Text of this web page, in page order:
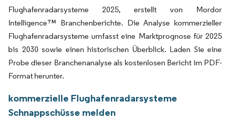
Flughafenradarsysteme 2025, erstellt von Mordor
Intelligence™ Branchenberichte. Die Analyse kommerzieller
Flughafenradarsysteme umfasst eine Marktprognose für 2025
bis 2030 sowie einen historischen Überblick. Laden Sie eine
Probe dieser Branchenanalyse als kostenlosen Bericht im PDF-
Format herunter.
kommerzielle Flughafenradarsysteme
Schnappschüsse melden